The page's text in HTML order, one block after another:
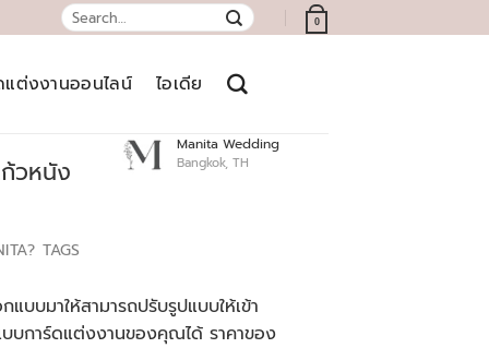
Search
for:
0
แต่งงานออนไลน์ ไอเดีย
วหนัง
Manita Wedding
Bangkok, TH
TAGS
แบบมาให้สามารถปรับรูปแบบให้เข้า
บการ์ดแต่งงานของคุณได้ ราคาของ